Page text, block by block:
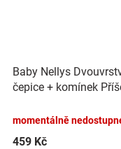
Baby Nellys
čepice + komínek
momentálně
459 Kč